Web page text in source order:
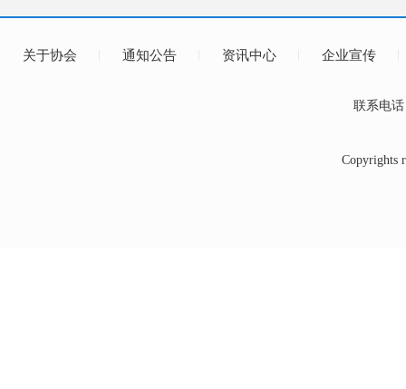
关于协会 通知公告 资讯中心 企业宣传
联系电
Copyrights